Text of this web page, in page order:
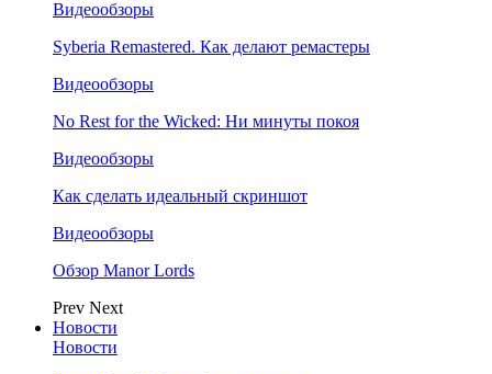
Видеообзоры
Syberia Remastered. Как делают ремастеры
Видеообзоры
No Rest for the Wicked: Ни минуты покоя
Видеообзоры
Как сделать идеальный скриншот
Видеообзоры
Обзор Manor Lords
Prev Next
Новости
Новости